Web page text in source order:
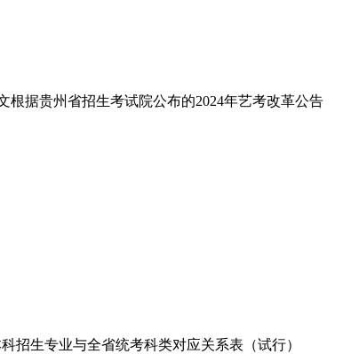
根据贵州省招生考试院公布的2024年艺考改革公告
招生专业与全省统考科类对应关系表（试行）